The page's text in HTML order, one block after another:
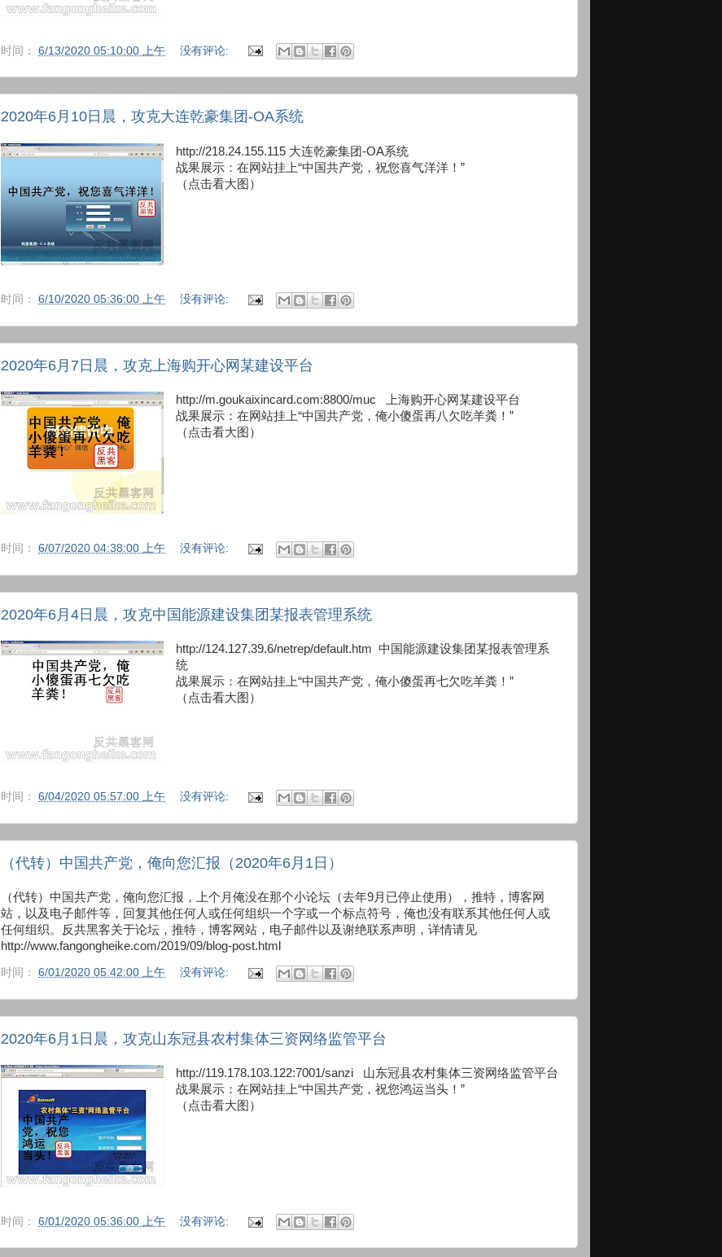
时间： 6/13/2020 05:10:00 上午 没有评论:
2020年6月10日晨，攻克大连乾豪集团-OA系统
http://218.24.155.115 大连乾豪集团-OA系统
战果展示：在网站挂上“中国共产党，祝您喜气洋洋！”
（点击看大图）
时间： 6/10/2020 05:36:00 上午 没有评论:
2020年6月7日晨，攻克上海购开心网某建设平台
http://m.goukaixincard.com:8800/muc 上海购开心网某建设平台
战果展示：在网站挂上“中国共产党，俺小傻蛋再八欠吃羊粪！”
（点击看大图）
时间： 6/07/2020 04:38:00 上午 没有评论:
2020年6月4日晨，攻克中国能源建设集团某报表管理系统
http://124.127.39.6/netrep/default.htm 中国能源建设集团某报表管理系
统
战果展示：在网站挂上“中国共产党，俺小傻蛋再七欠吃羊粪！”
（点击看大图）
时间： 6/04/2020 05:57:00 上午 没有评论:
（代转）中国共产党，俺向您汇报（2020年6月1日）
（代转）中国共产党，俺向您汇报，上个月俺没在那个小论坛（去年9月已停止使用），推特，博客网
站，以及电子邮件等，回复其他任何人或任何组织一个字或一个标点符号，俺也没有联系其他任何人或
任何组织。反共黑客关于论坛，推特，博客网站，电子邮件以及谢绝联系声明，详情请见
http://www.fangongheike.com/2019/09/blog-post.html
时间： 6/01/2020 05:42:00 上午 没有评论:
2020年6月1日晨，攻克山东冠县农村集体三资网络监管平台
http://119.178.103.122:7001/sanzi 山东冠县农村集体三资网络监管平台
战果展示：在网站挂上“中国共产党，祝您鸿运当头！”
（点击看大图）
时间： 6/01/2020 05:36:00 上午 没有评论: